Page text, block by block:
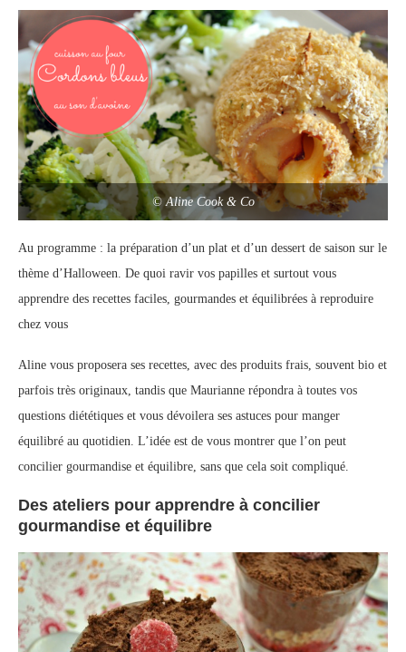
© Aline Cook & Co
Au programme : la préparation d’un plat et d’un dessert de saison sur le
thème d’Halloween. De quoi ravir vos papilles et surtout vous
apprendre des recettes faciles, gourmandes et équilibrées à reproduire
chez vous
Aline vous proposera ses recettes, avec des produits frais, souvent bio et
parfois très originaux, tandis que Maurianne répondra à toutes vos
questions diététiques et vous dévoilera ses astuces pour manger
équilibré au quotidien. L’idée est de vous montrer que l’on peut
concilier gourmandise et équilibre, sans que cela soit compliqué.
Des ateliers pour apprendre à concilier
gourmandise et équilibre